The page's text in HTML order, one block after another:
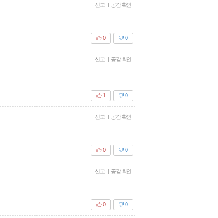
신고 | 공감 확인
0
0
신고 | 공감 확인
0
1
신고 | 공감 확인
0
0
신고 | 공감 확인
0
0